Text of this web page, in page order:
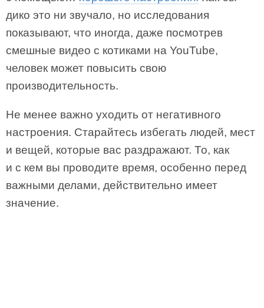
дико это ни звучало, но исследования
показывают, что иногда, даже посмотрев
смешные видео с котиками на YouTube,
человек может повысить свою
производительность.
Не менее важно уходить от негативного
настроения. Старайтесь избегать людей, мест
и вещей, которые вас раздражают. То, как
и с кем вы проводите время, особенно перед
важными делами, действительно имеет
значение.